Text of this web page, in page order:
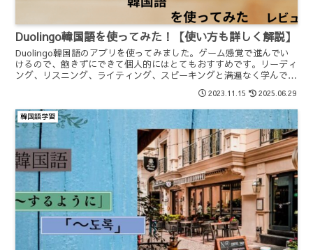
Duolingo韓国語を使ってみた！【使い方も詳しく解説】
Duolingo韓国語のアプリを使ってみました。ゲーム感覚で進んでい
けるので、飽きずにできて個人的にはとてもおすすめです。リーディ
ング、リスニング、ライティング、スピーキングと満遍なく学んでい
けます。１レッスンが５分位なのでスキマ時間を利用して学べます。
2023.11.15 2025.06.29
韓国語学習